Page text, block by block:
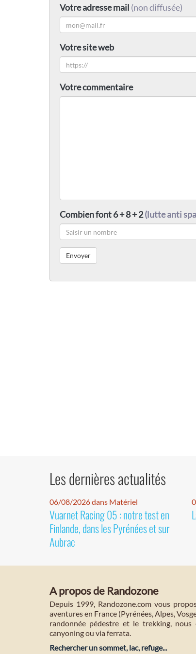
Votre adresse mail (non diffusée)
Votre site web
Votre commentaire
Combien font 6 + 8 + 2(lutte anti
Les dernières actualités
06/08/2026 dans Matériel
Vuarnet Racing 05 : notre test en
Finlande, dans les Pyrénées et sur
Aubrac
A propos de Randozone
Depuis 1999, Randozone.com vous
aventures en France (Pyrénées, Alpes,
randonnée pédestre et le trekking,
canyoning ou via ferrata.
Rechercher un sommet, lac, refuge...